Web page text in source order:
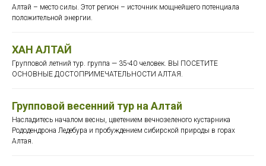
Алтай – место силы. Этот регион – источник мощнейшего потенциала
положительной энергии.
ХАН АЛТАЙ
Групповой летний тур. группа — 35-40 человек. ВЫ ПОСЕТИТЕ
ОСНОВНЫЕ ДОСТОПРИМЕЧАТЕЛЬНОСТИ АЛТАЯ.
Групповой весенний тур на Алтай
Насладитесь началом весны, цветением вечнозеленого кустарника
Рододендрона Ледебура и пробуждением сибирской природы в горах
Алтая.